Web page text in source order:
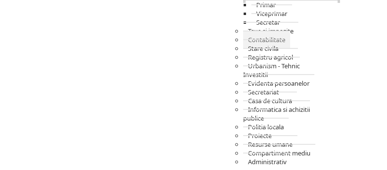
Primar
Viceprimar
Secretar
Taxe si impozite
Contabilitate
Stare civila
Registru agricol
Urbanism - Tehnic
Investitii
Evidenta persoanelor
Secretariat
Casa de cultura
Informatica si achizitii
publice
Politia locala
Proiecte
Resurse umane
Compartiment mediu
Administrativ